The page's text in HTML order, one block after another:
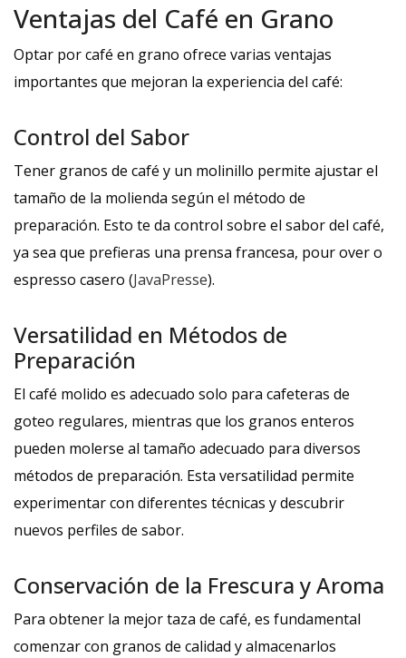
Ventajas del Café en Grano
Optar por café en grano ofrece varias ventajas
importantes que mejoran la experiencia del café:
Control del Sabor
Tener granos de café y un molinillo permite ajustar el
tamaño de la molienda según el método de
preparación. Esto te da control sobre el sabor del café,
ya sea que prefieras una prensa francesa, pour over o
espresso casero (JavaPresse).
Versatilidad en Métodos de
Preparación
El café molido es adecuado solo para cafeteras de
goteo regulares, mientras que los granos enteros
pueden molerse al tamaño adecuado para diversos
métodos de preparación. Esta versatilidad permite
experimentar con diferentes técnicas y descubrir
nuevos perfiles de sabor.
Conservación de la Frescura y Aroma
Para obtener la mejor taza de café, es fundamental
comenzar con granos de calidad y almacenarlos